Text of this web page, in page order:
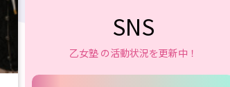
SNS
乙女塾 の活動状況を更新中！